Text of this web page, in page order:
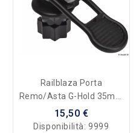
Railblaza Porta
Remo/asta G-Hold 35mm
(1 3/8in) Single Black
15,50 €
Disponibilità:9999